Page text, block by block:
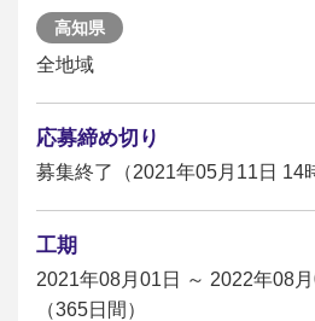
高知県
全地域
応募締め切り
募集終了（2021年05月11日 14
工期
2021年08月01日 ～ 2022年08月
（365日間）